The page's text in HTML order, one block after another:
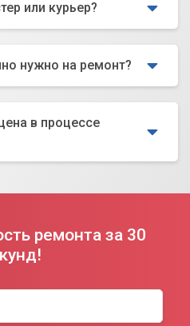
или курьер?
нужно на ремонт?
в процессе
ремонта за 30